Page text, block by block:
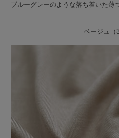
ブルーグレーのような落ち着いた薄
ベージュ（